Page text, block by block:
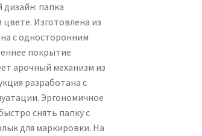
папка
Изготовлена из
с односторонним
покрытие
арочный механизм из
разработана с
Эргономичное
снять папку с
для маркировки. На